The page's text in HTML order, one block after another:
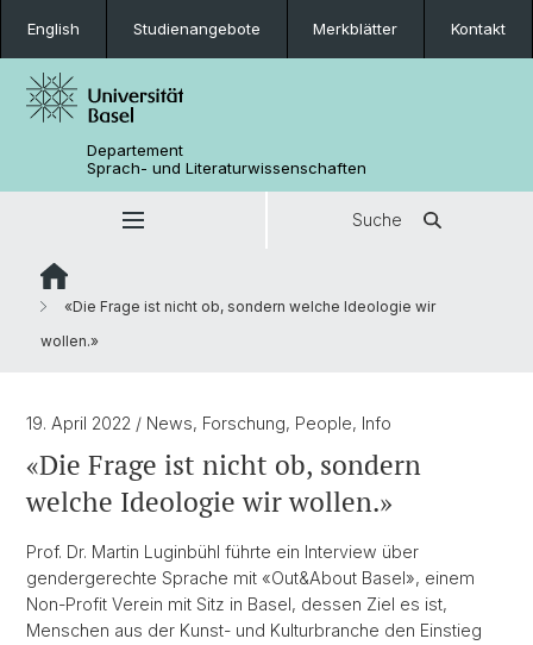
English Studienangebote Merkblätter Kontakt
Departement
Sprach- und Literaturwissenschaften
Suche
«Die Frage ist nicht ob, sondern welche Ideologie wir
wollen.»
19. April 2022 / News, Forschung, People, Info
«Die Frage ist nicht ob, sondern
welche Ideologie wir wollen.»
Prof. Dr. Martin Luginbühl führte ein Interview über
gendergerechte Sprache mit «Out&About Basel», einem
Non-Profit Verein mit Sitz in Basel, dessen Ziel es ist,
Menschen aus der Kunst- und Kulturbranche den Einstieg